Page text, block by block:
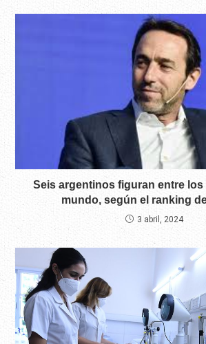
Seis argentinos figuran entre los
mundo, según el ranking
3 abril, 2024